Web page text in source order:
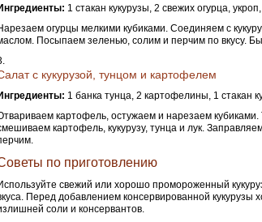
1 стакан кукурузы, 2 свежих огурца,
огурцы мелкими кубиками. Соединяем с
Посыпаем зеленью, солим и перчим по вкусу.
с кукурузой, тунцом и картофелем
1 банка тунца, 2 картофелины, 1 стакан
картофель, остужаем и нарезаем
картофель, кукурузу, тунца и лук.
по приготовлению
свежий или хорошо промороженный
Перед добавлением консервированной кукурузы
соли и консервантов.